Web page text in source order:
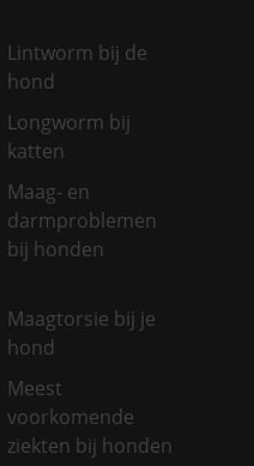
Lintworm bij de
hond
Longworm bij
katten
Maag- en
darmproblemen
bij honden
Maagtorsie bij je
hond
Meest
voorkomende
ziekten bij honden